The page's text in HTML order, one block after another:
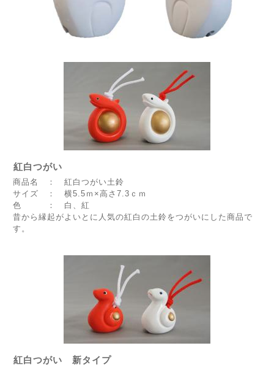
紅白つがい
商品名 ： 紅白つがい土鈴
サイズ ： 横5.5ｍ×高さ7.3ｃｍ
色 ： 白、紅
昔から縁起がよいとに人気の紅白の土鈴をつがいにした商品で
す。
紅白つがい 新タイプ